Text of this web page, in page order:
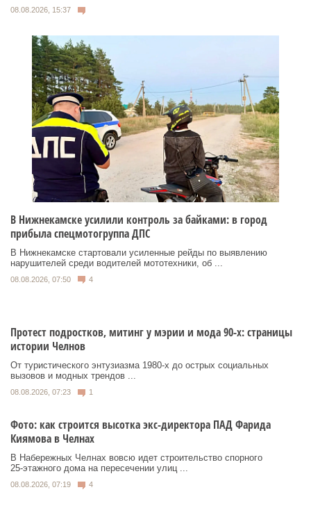
08.08.2026, 15:37
В Нижнекамске усилили контроль за байками: в город
прибыла спецмотогруппа ДПС
В Нижнекамске стартовали усиленные рейды по выявлению
нарушителей среди водителей мототехники, об ...
08.08.2026, 07:50 4
Протест подростков, митинг у мэрии и мода 90-х: страницы
истории Челнов
От туристического энтузиазма 1980‑х до острых социальных
вызовов и модных трендов ...
08.08.2026, 07:23 1
Фото: как строится высотка экс-директора ПАД Фарида
Киямова в Челнах
В Набережных Челнах вовсю идет строительство спорного
25‑этажного дома на пересечении улиц ...
08.08.2026, 07:19 4